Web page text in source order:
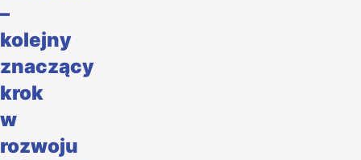
–
kolejny
znaczący
krok
w
rozwoju